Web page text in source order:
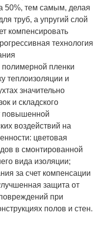
50%, тем самым, делая
труб, а упругий слой
компенсировать
технология
полимерной пленки
теплоизоляции и
значительно
и складского
повышенной
воздействий на
цветовая
в смонтированной
вида изоляции;
за счет компенсации
защита от
при
полов и стен.